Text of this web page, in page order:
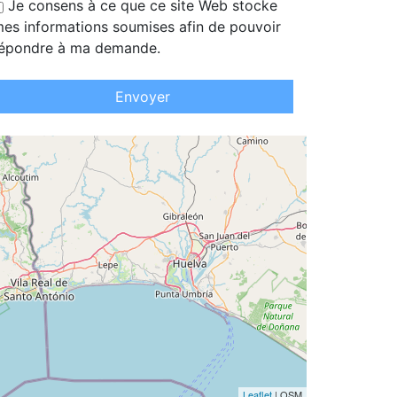
Je consens à ce que ce site Web stocke
informations soumises afin de pouvoir
à ma demande.
Envoyer